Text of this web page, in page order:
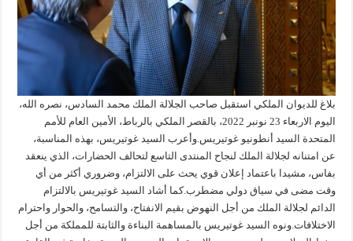
بلاغ للديوان الملكي استقبل صاحب الجلالة الملك محمد السادس، نصره الله،
اليوم الاربعاء 23 نونبر 2022، بالقصر الملكي بالرباط، الأمين العام للأمم
المتحدة السيد أنطونيو غوتيريس.وأعرب السيد غوتيريس، بهذه المناسبة،
عن امتنانه لجلالة الملك لنجاح المنتدى التاسع لتحالف الحضارات، الذي ينعقد
بفاس، مشيدا باعتماد إعلان قوي يحث على الالتزام، وضروري أكثر من أي
وقت مضى في سياق دولي مضطرب.كما أشاد السيد غوتيريس بالالتزام
الدائم لجلالة الملك من أجل النهوض بقيم الانفتاح، والتسامح، والحوار واحترام
الاختلافات.ونوه السيد غوتيريس بالمساهمة البناءة والثابتة للمملكة من أجل